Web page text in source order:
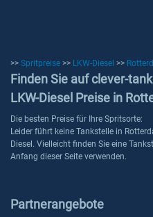
>> Spritpreise >> LKW-Diesel >>
Finden Sie auf clever-
LKW-Diesel Preise in
Die besten Preise für Ihre Spritsorte:
Leider führt keine Tankstelle in
Diesel. Vielleicht finden Sie eine
Anfang dieser Seite verwenden.
Partnerangebote